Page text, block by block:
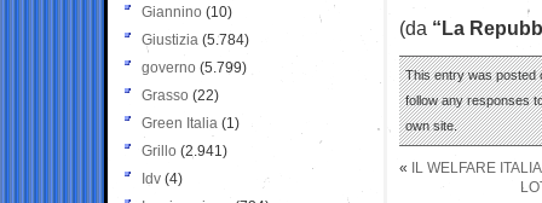
(da “La
This entry was posted
follow any responses
own site.
«
IL WELFARE
Giannino (10)
Giustizia (5.784)
governo (5.799)
Grasso (22)
Green Italia (1)
Grillo (2.941)
Idv (4)